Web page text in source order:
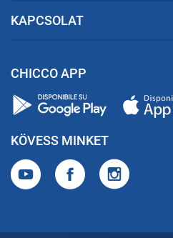
KAPCSOLAT
CHICCO APP
KÖVESS MINKET